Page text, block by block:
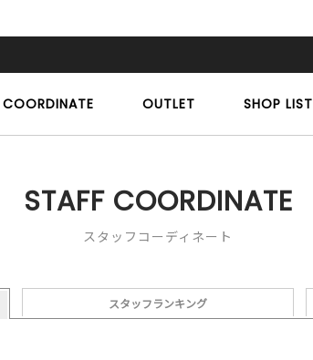
COORDINATE OUTLET SHOP LIST
STAFF COORDINATE
スタッフコーディネート
スタッフランキング